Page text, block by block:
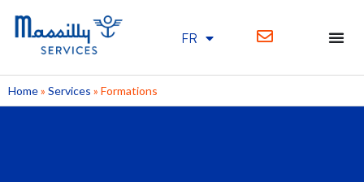
FR
EN
Home» Services » Formations